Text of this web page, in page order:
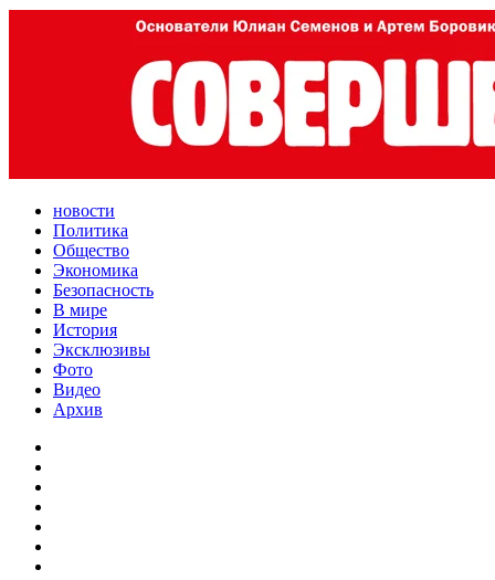
новости
Политика
Общество
Экономика
Безопасность
В мире
История
Эксклюзивы
Фото
Видео
Архив